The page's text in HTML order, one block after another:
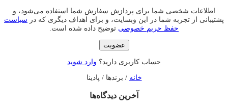
اطلاعات شخصی شما برای پردازش سفارش شما استفاده می‌شود، و
پشتیبانی از تجربه شما در این وبسایت، و برای اهداف دیگری که در سیاست
حفظ حریم خصوصی توضیح داده شده است.
عضویت
حساب کاربری دارید؟ وارد شوید
خانه / برندها / پادینا
آخرین دیدگاه‌ها